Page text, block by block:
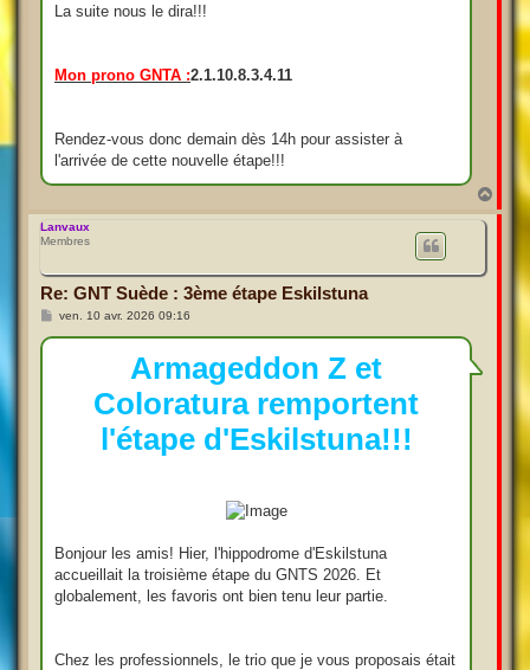
La suite nous le dira!!!
Mon prono GNTA :2.1.10.8.3.4.11
Rendez-vous donc demain dès 14h pour assister à
l'arrivée de cette nouvelle étape!!!
a
Lanvaux
Membres
Re: GNT Suède : 3ème étape Eskilstuna
M
s
ven. 10 avr. 2026 09:16
Armageddon Z et
Coloratura remportent
l'étape d'Eskilstuna!!!
Bonjour les amis! Hier, l'hippodrome d'Eskilstuna
accueillait la troisième étape du GNTS 2026. Et
globalement, les favoris ont bien tenu leur partie.
Chez les professionnels, le trio que je vous proposais était